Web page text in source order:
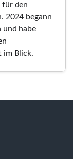
für den
2024 begann
und habe
im Blick.